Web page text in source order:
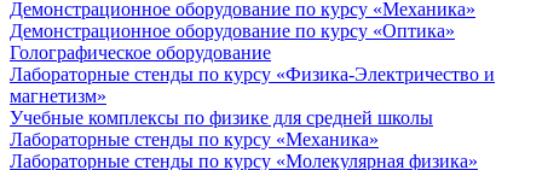
Демонстрационное оборудование по курсу «Механика»
Демонстрационное оборудование по курсу «Оптика»
Голографическое оборудование
Лабораторные стенды по курсу «Физика-Электричество и
магнетизм»
Учебные комплексы по физике для средней школы
Лабораторные стенды по курсу «Механика»
Лабораторные стенды по курсу «Молекулярная физика»